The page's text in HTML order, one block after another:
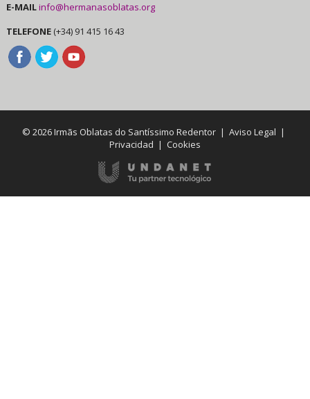
E-MAILinfo@hermanasoblatas.org
TELEFONE (+34) 91 415 16 43
© 2026 Irmãs Oblatas do Santíssimo Redentor |Aviso Legal |
Privacidad | Cookies